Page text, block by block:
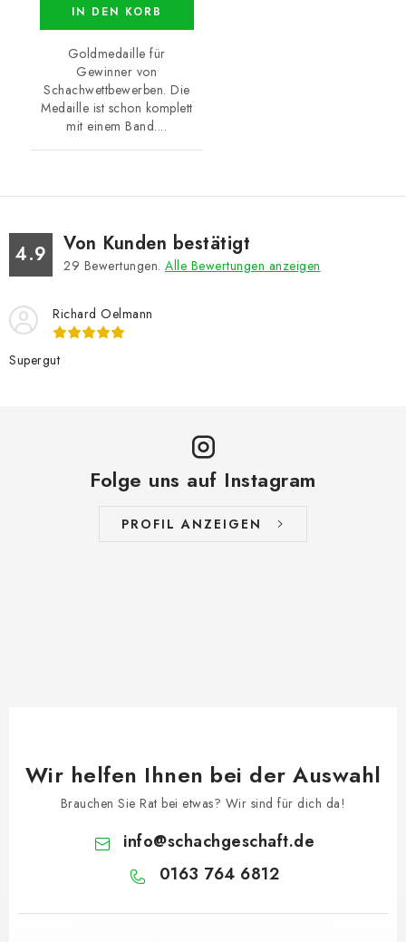
IN DEN KORB
Goldmedaille für
Gewinner von
Schachwettbewerben. Die
Medaille ist schon komplett
mit einem Band....
4.9 Von Kunden bestätigt
29 Bewertungen. Alle Bewertungen anzeigen
Richard Oelmann
Supergut
Folge uns auf Instagram
PROFIL ANZEIGEN
Wir helfen Ihnen bei der Auswahl
Brauchen Sie Rat bei etwas? Wir sind für dich da!
info@schachgeschaft.de
0163 764 6812